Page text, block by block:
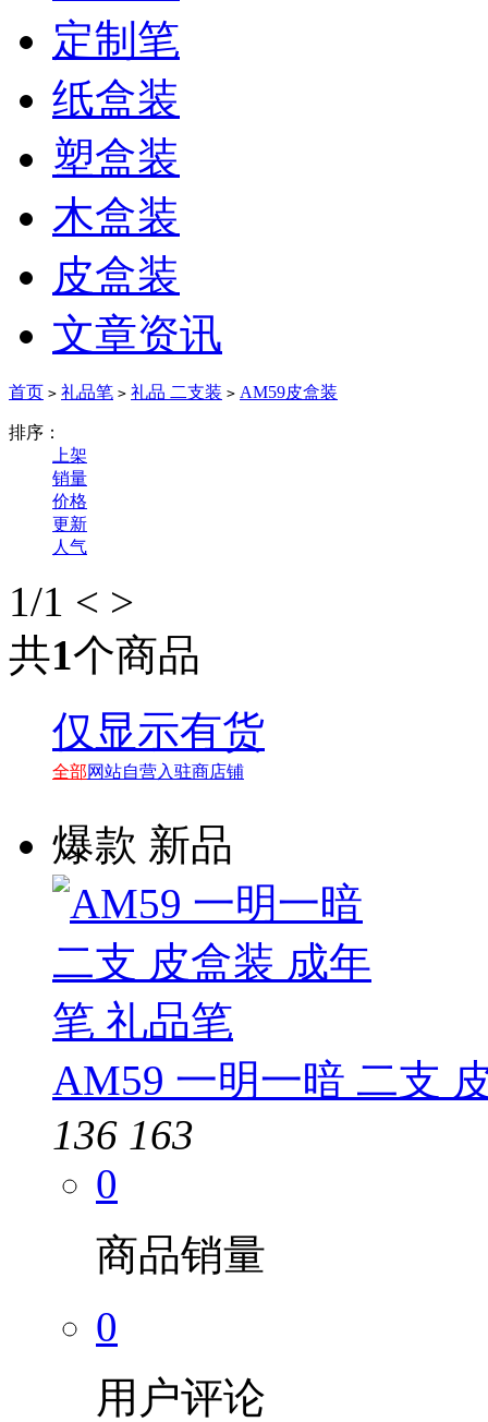
定制笔
纸盒装
塑盒装
木盒装
皮盒装
文章资讯
首页 > 礼品笔 > 礼品 二支装 > AM59皮盒装
排序：
上架
销量
价格
更新
人气
1/1 < >
共1个商品
仅显示有货
全部网站自营入驻商店铺
爆款 新品
AM59 一明一暗 二支
136 163
0
商品销量
0
用户评论